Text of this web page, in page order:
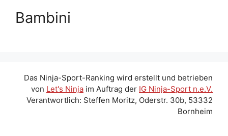
Bambini
Das Ninja-Sport-Ranking wird erstellt und betrieben
von Let's Ninja im Auftrag der IG Ninja-Sport n.e.V.
Verantwortlich: Steffen Moritz, Oderstr. 30b, 53332
Bornheim